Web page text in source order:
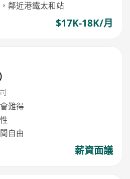
鄰近港鐵太和站
$17K-18K/月
難得
自由
薪資面議